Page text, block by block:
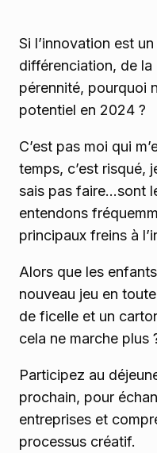
Si l’innovation est
différenciation, de
pérennité, pourquoi
potentiel en 2024 ?
C’est pas moi qui
temps, c’est risqué,
sais pas faire…sont
entendons
principaux freins à
Alors que les
nouveau jeu en
de ficelle et un
cela ne marche plus
Participez au
prochain, pour
entreprises et
processus créatif.